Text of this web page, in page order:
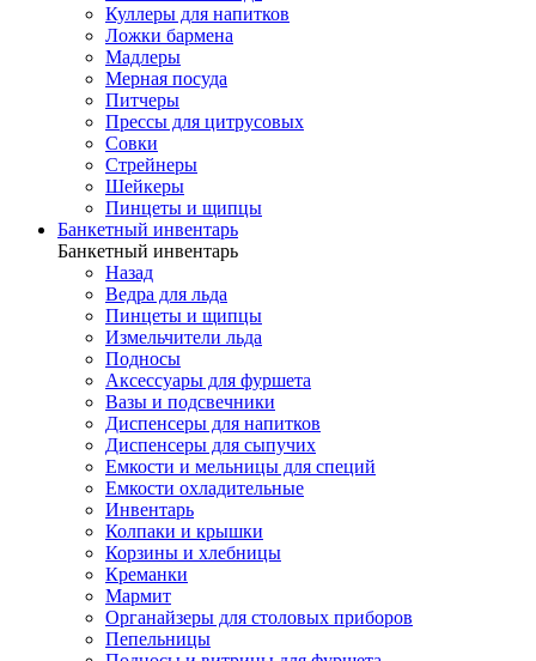
Куллеры для напитков
Ложки бармена
Мадлеры
Мерная посуда
Питчеры
Прессы для цитрусовых
Совки
Стрейнеры
Шейкеры
Пинцеты и щипцы
Банкетный инвентарь
Банкетный инвентарь
Назад
Ведра для льда
Пинцеты и щипцы
Измельчители льда
Подносы
Аксессуары для фуршета
Вазы и подсвечники
Диспенсеры для напитков
Диспенсеры для сыпучих
Емкости и мельницы для специй
Емкости охладительные
Инвентарь
Колпаки и крышки
Корзины и хлебницы
Креманки
Мармит
Органайзеры для столовых приборов
Пепельницы